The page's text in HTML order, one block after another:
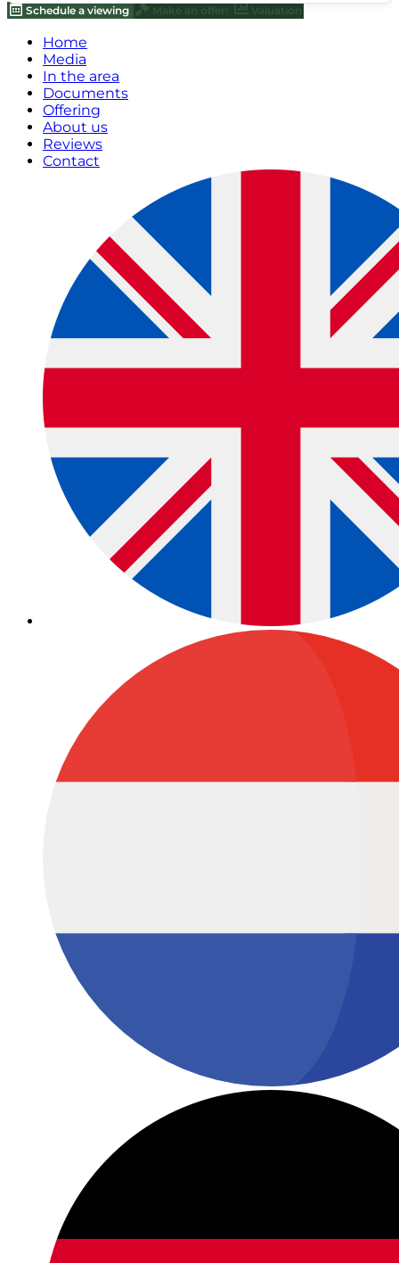
Schedule a viewing
Make an offer! Valuation
Home
Media
In the area
Documents
Offering
About us
Reviews
Contact